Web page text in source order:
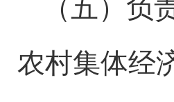
（五） 负
农村集体经